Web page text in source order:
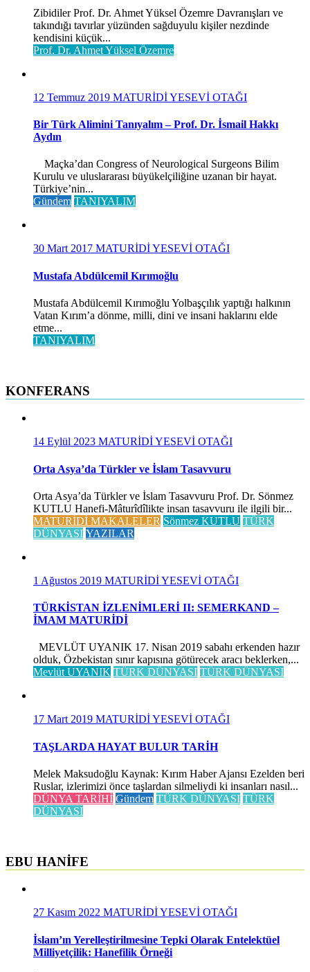
Zibidiler Prof. Dr. Ahmet Yüksel Özemre Davranışları ve
takındığı tavırlar yüzünden sağduyulu kişiler nezdinde
kendisini küçük...
Prof. Dr. Ahmet Yüksel Özemre
12 Temmuz 2019 MATURİDİ YESEVİ OTAĞI
Bir Türk Alimini Tanıyalım – Prof. Dr. İsmail Hakkı
Aydın
Maçka’dan Congress of Neurological Surgeons Bilim
Kurulu ve uluslararası büyükelçiliğine uzanan bir hayat.
Türkiye’nin...
Gündem TANIYALIM
30 Mart 2017 MATURİDİ YESEVİ OTAĞI
Mustafa Abdülcemil Kırımoğlu
Mustafa Abdülcemil Kırımoğlu Yolbaşçılık yaptığı halkının
Vatan Kırım’a dönme, milli, dini ve insani haklarını elde
etme...
TANIYALIM
KONFERANS
14 Eylül 2023 MATURİDİ YESEVİ OTAĞI
Orta Asya’da Türkler ve İslam Tasavvuru
Orta Asya’da Türkler ve İslam Tasavvuru Prof. Dr. Sönmez
KUTLU Hanefi-Mâturîdîlikte insan tasavvuru ile ilgili bir...
MATURİDİ MAKALELER Sönmez KUTLU TÜRK
DÜNYASI YAZILAR
1 Ağustos 2019 MATURİDİ YESEVİ OTAĞI
TÜRKİSTAN İZLENİMLERİ II: SEMERKAND –
İMAM MATURİDİ
MEVLÜT UYANIK 17. Nisan 2019 sabahı erkenden hazır
olduk, Özbekistan sınır kapısına götürecek aracı beklerken,...
Mevlüt UYANIK TÜRK DÜNYASI TÜRK DÜNYASI
17 Mart 2019 MATURİDİ YESEVİ OTAĞI
TAŞLARDA HAYAT BULUR TARİH
Melek Maksudoğlu Kaynak: Kırım Haber Ajansı Ezelden beri
Ruslar, izlerimizi önce taşlardan silmeliydi ki insanları nasıl...
DÜNYA TARİHİ Gündem TÜRK DÜNYASI TÜRK
DÜNYASI
EBU HANİFE
27 Kasım 2022 MATURİDİ YESEVİ OTAĞI
İslam’ın Yerelleştirilmesine Tepki Olarak Entelektüel
Milliyetçilik: Hanefilik Örneği